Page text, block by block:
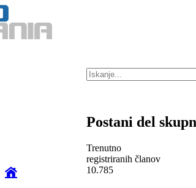
Postani del
Trenutno
registriranih članov
10.785